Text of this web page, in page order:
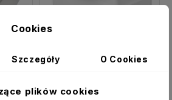
8,00 zł
Cookies
Szczegóły O Cookies
plików cookies